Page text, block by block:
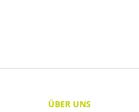
ÜBER UNS